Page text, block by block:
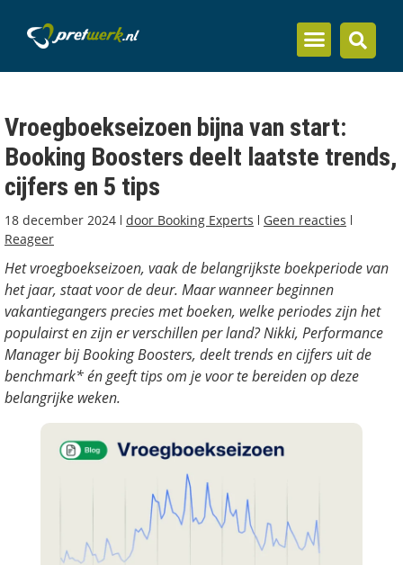
Vroegboekseizoen bijna van start:
Booking Boosters deelt laatste trends,
cijfers en 5 tips
18 december 2024 door Booking Experts
Geen reacties
Reageer
Het vroegboekseizoen, vaak de belangrijkste boekperiode van
het jaar, staat voor de deur. Maar wanneer beginnen
vakantiegangers precies met boeken, welke periodes zijn het
populairst en zijn er verschillen per land? Nikki, Performance
Manager bij Booking Boosters, deelt trends en cijfers uit de
benchmark* én geeft tips om je voor te bereiden op deze
belangrijke weken.